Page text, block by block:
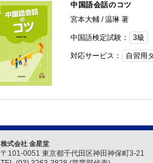
中国語会話のコツ
宮本大輔 / 温琳 著
中国語検定試験： 3級
対応サービス： 自習用
株式会社 金星堂
〒101-0051 東京都千代田区神田神保町3-21